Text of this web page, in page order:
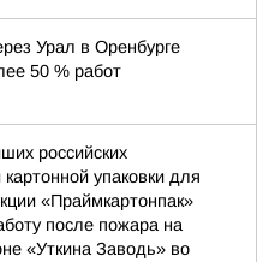
Урал в Оренбурге
50 % работ
российских
упаковки для
«Праймкартонпак»
после пожара на
«Уткина Заводь» во